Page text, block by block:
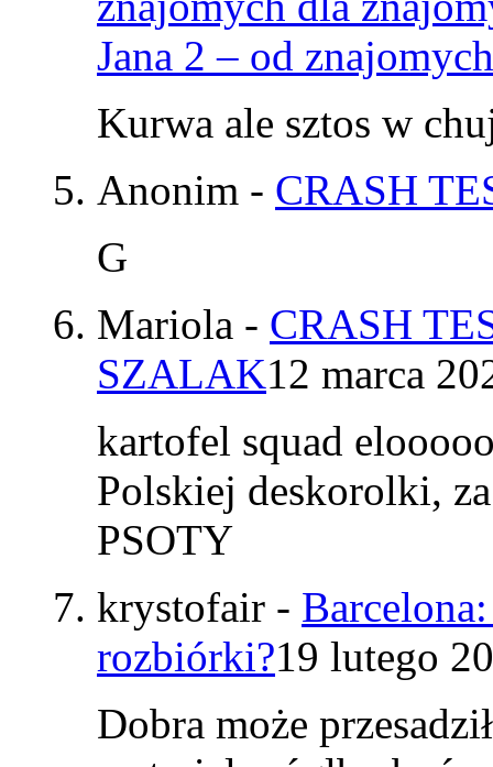
Jana 2 – od
Kurwa ale sztos w
Anonim - CRASH
G
Mariola - CRASH
SZALAK12 marca
kartofel squad
Polskiej deskorolki,
PSOTY
krystofair -
rozbiórki?19 lutego
Dobra może